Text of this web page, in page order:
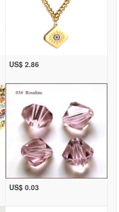
US$ 2.86
US$ 0.03